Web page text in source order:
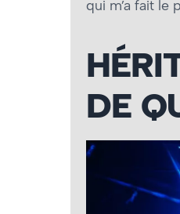
qui m’a fait le
DE